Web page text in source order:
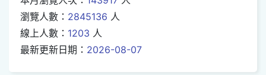
瀏覽人數： 2845136 人
線上人數： 1203 人
最新更新日期： 2026-08-07